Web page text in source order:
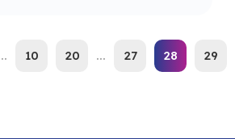
10 20 ... 27 28 29